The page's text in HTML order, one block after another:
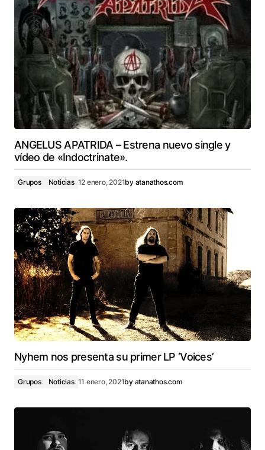
ANGELUS APATRIDA – Estrena nuevo single y
vídeo de «Indoctrinate».
Grupos Noticias 12 enero, 2021by atanathos.com
Nyhem nos presenta su primer LP ‘Voices’
Grupos Noticias 11 enero, 2021by atanathos.com